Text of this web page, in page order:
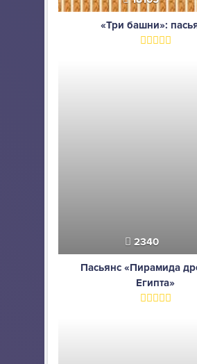
«Три башни»:
2340
Пасьянс «Пирамида
Египта»